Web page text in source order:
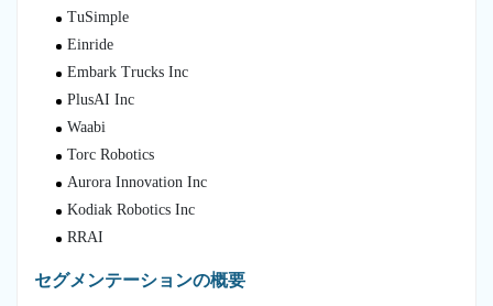
TuSimple
Einride
Embark Trucks Inc
PlusAI Inc
Waabi
Torc Robotics
Aurora Innovation Inc
Kodiak Robotics Inc
RRAI
セグメンテーションの概要